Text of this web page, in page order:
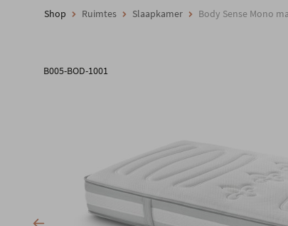
Shop Ruimtes Slaapkamer Body Sense Mono
B005-BOD-1001